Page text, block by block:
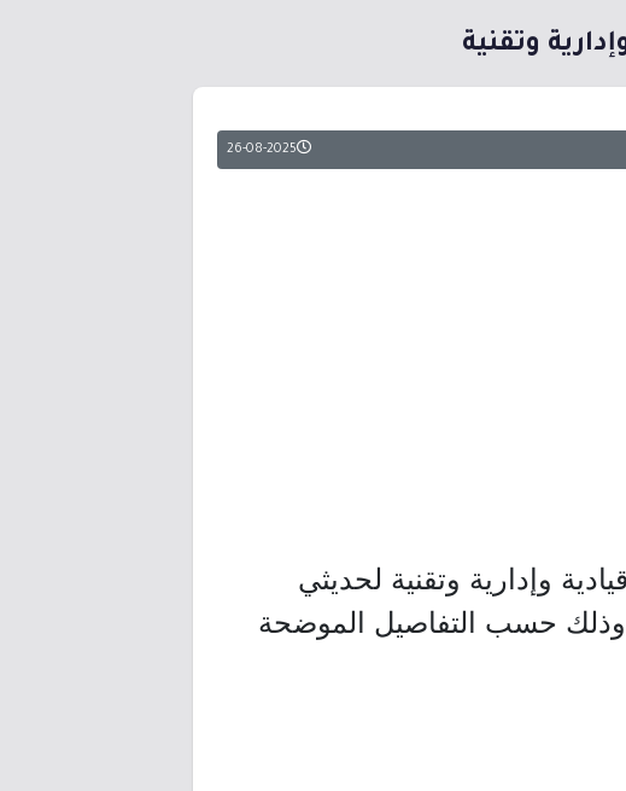
وتقنية
26-08-2025
وإدارية وتقنية لحديثي
وذلك حسب التفاصيل الموضحة